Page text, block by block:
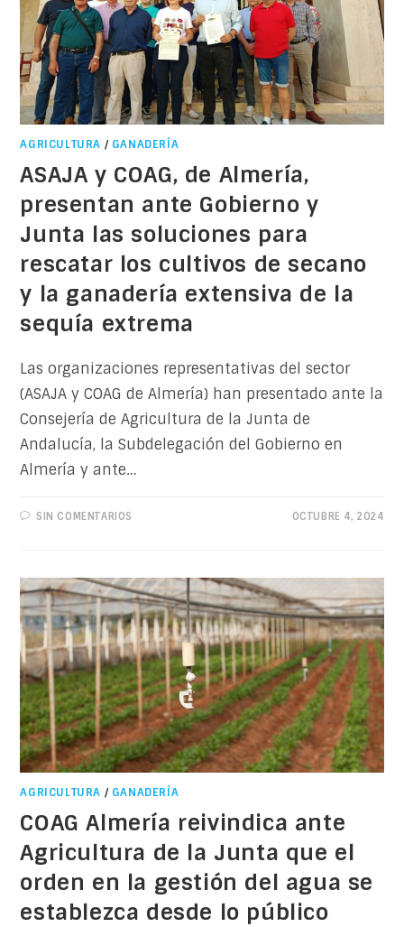
AGRICULTURA / GANADERÍA
ASAJA y COAG, de Almería,
presentan ante Gobierno y
Junta las soluciones para
rescatar los cultivos de secano
y la ganadería extensiva de la
sequía extrema
Las organizaciones representativas del sector
(ASAJA y COAG de Almería) han presentado ante la
Consejería de Agricultura de la Junta de
Andalucía, la Subdelegación del Gobierno en
Almería y ante…
SIN COMENTARIOS OCTUBRE 4, 2024
AGRICULTURA / GANADERÍA
COAG Almería reivindica ante
Agricultura de la Junta que el
orden en la gestión del agua se
establezca desde lo público